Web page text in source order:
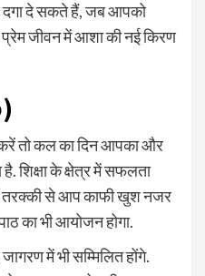
दे सकते हैं, जब आपको
जीवन में आशा की नई किरण
करें तो कल का दिन आपका और
शिक्षा के क्षेत्र में सफलता
तरक्की से आप काफी खुश नजर
का भी आयोजन होगा.
में भी सम्मिलित होंगे.